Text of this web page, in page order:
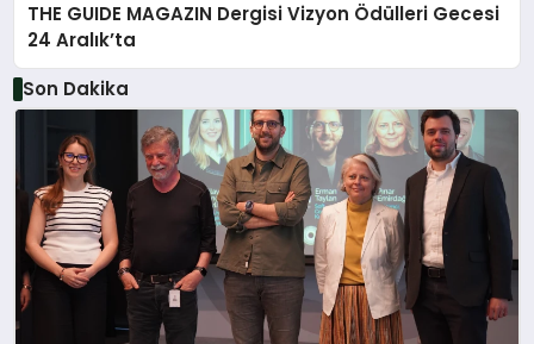
THE GUIDE MAGAZIN Dergisi Vizyon Ödülleri Gecesi
24 Aralık’ta
Son Dakika